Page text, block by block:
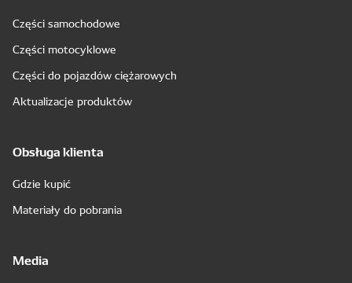
Części samochodowe
Części motocyklowe
Części do pojazdów ciężarowych
Aktualizacje produktów
Obsługa klienta
Gdzie kupić
Materiały do pobrania
Media